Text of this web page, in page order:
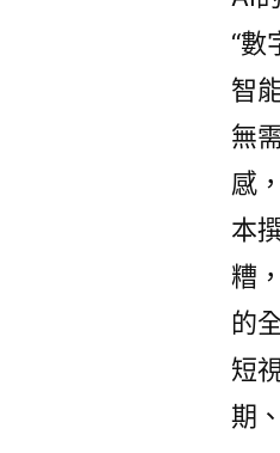
“數
智
無
感
本
糟
的
短
期